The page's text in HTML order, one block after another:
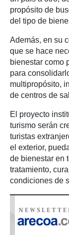
propósito de
del tipo de
Además, en su
que se hace
bienestar como
para
multipropósito,
de centros de
El proyecto
turismo serán
turistas
el exterior,
de bienestar en
tratamiento,
condiciones de